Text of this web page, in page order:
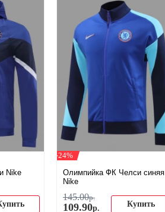
Nike
-24%
Олимпийка ФК Челси синяя
Nike
145.00р.
109.90р. Купить